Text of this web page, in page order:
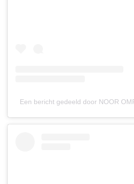
Een bericht gedeeld door NOOR